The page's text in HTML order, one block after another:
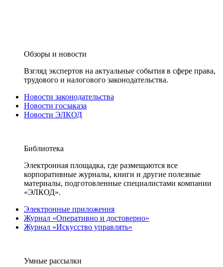
Обзоры и новости
Взгляд экспертов на актуальные события в сфере права,
трудового и налогового законодательства.
Новости законодательства
Новости госзаказа
Новости ЭЛКОД
Библиотека
Электронная площадка, где размещаются все
корпоративные журналы, книги и другие полезные
материалы, подготовленные специалистами компании
«ЭЛКОД».
Электронные приложения
Журнал «Оперативно и достоверно»
Журнал «Искусство управлять»
Умные рассылки